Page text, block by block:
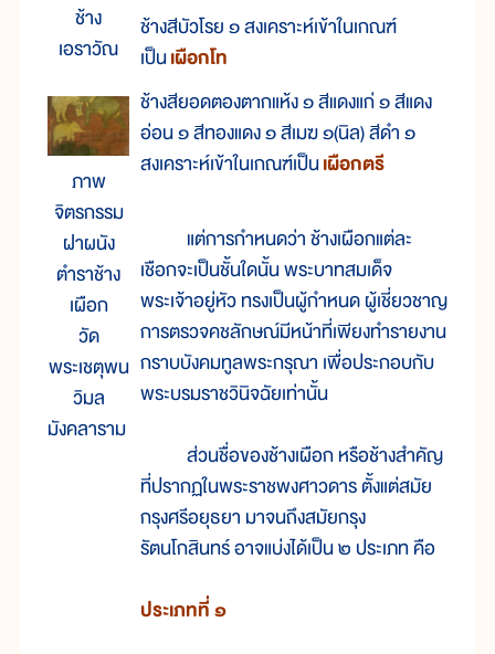
ช้าง
เอราวัณ
ภาพ
จิตรกรรม
ฝาผนัง
ตำราช้าง
เผือก
วัด
พระเชตุพน
วิมล
มังคลาราม
ช้างสีบัวโรย ๑ สงเคราะห์เข้าในเกณฑ์
เป็นเผือกโท
ช้างสียอดตองตากแห้ง ๑ สีแดงแก่ ๑ สีแดง
อ่อน ๑ สีทองแดง ๑ สีเมฆ ๑(นิล) สีดำ ๑
สงเคราะห์เข้าในเกณฑ์เป็นเผือกตรี
แต่การกำหนดว่า ช้างเผือกแต่ละ
เชือกจะเป็นชั้นใดนั้น พระบาทสมเด็จ
พระเจ้าอยู่หัว ทรงเป็นผู้กำหนด ผู้เชี่ยวชาญ
การตรวจคชลักษณ์มีหน้าที่เพียงทำรายงาน
กราบบังคมทูลพระกรุณา เพื่อประกอบกับ
พระบรมราชวินิจฉัยเท่านั้น
ส่วนชื่อของช้างเผือก หรือช้างสำคัญ
ที่ปรากฏในพระราชพงศาวดาร ตั้งแต่สมัย
กรุงศรีอยุธยา มาจนถึงสมัยกรุง
รัตนโกสินทร์ อาจแบ่งได้เป็น ๒ ประเภท คือ
ประเภทที่ ๑